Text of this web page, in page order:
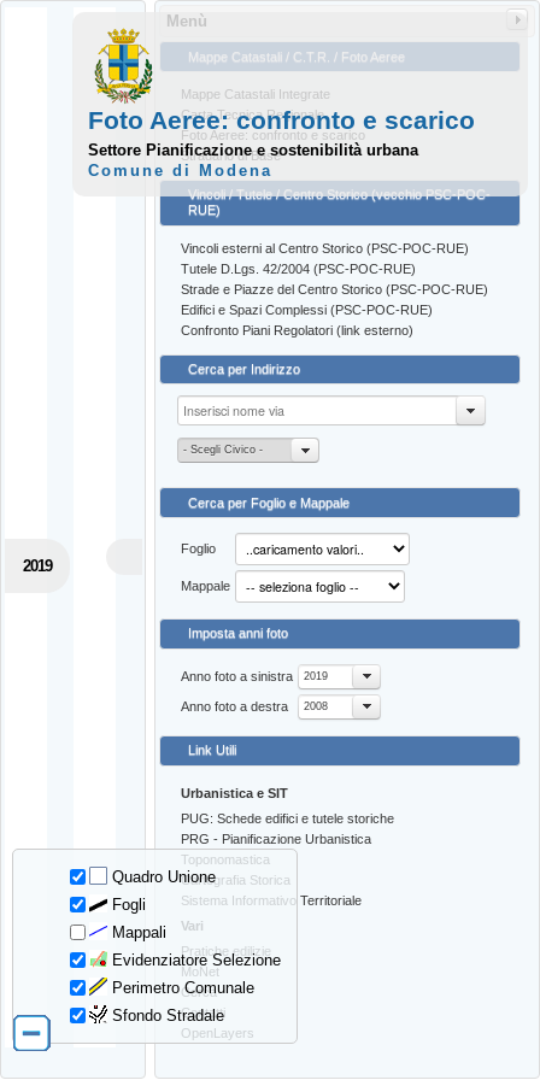
2019
Menù
Mappe Catastali / C.T.R. / Foto Aeree
Mappe Catastali Integrate
Carta Tecnica Regionale
Foto Aeree: confronto e scarico
Stradario di Base
Vincoli / Tutele / Centro Storico (vecchio PSC-POC-
RUE)
Vincoli esterni al Centro Storico (PSC-POC-RUE)
Tutele D.Lgs. 42/2004 (PSC-POC-RUE)
Strade e Piazze del Centro Storico (PSC-POC-RUE)
Edifici e Spazi Complessi (PSC-POC-RUE)
Confronto Piani Regolatori (link esterno)
Cerca per Indirizzo
- Scegli Civico -
Cerca per Foglio e Mappale
Foglio
Mappale
Imposta anni foto
Anno foto a sinistra 2019
Anno foto a destra 2008
Link Utili
Urbanistica e SIT
PUG: Schede edifici e tutele storiche
PRG - Pianificazione Urbanistica
Toponomastica
Cartografia Storica
Sistema Informativo Territoriale
Vari
Pratiche edilizie
MoNet
Cerca
Contatti
OpenLayers
Quadro Unione
Fogli
Mappali
Evidenziatore Selezione
Perimetro Comunale
Sfondo Stradale
Foto Aeree: confronto e scarico
Settore Pianificazione e sostenibilità urbana
Comune di Modena